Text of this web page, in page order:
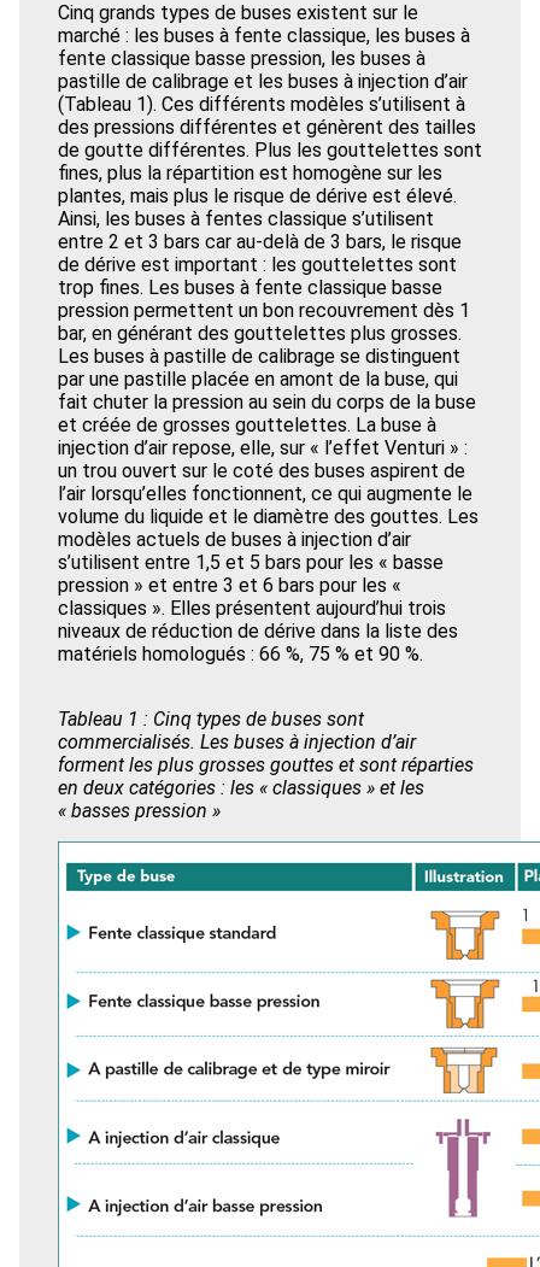
Cinq grands types de buses existent sur le
marché : les buses à fente classique, les buses à
fente classique basse pression, les buses à
pastille de calibrage et les buses à injection d’air
(Tableau 1). Ces différents modèles s’utilisent à
des pressions différentes et génèrent des tailles
de goutte différentes. Plus les gouttelettes sont
fines, plus la répartition est homogène sur les
plantes, mais plus le risque de dérive est élevé.
Ainsi, les buses à fentes classique s’utilisent
entre 2 et 3 bars car au-delà de 3 bars, le risque
de dérive est important : les gouttelettes sont
trop fines. Les buses à fente classique basse
pression permettent un bon recouvrement dès 1
bar, en générant des gouttelettes plus grosses.
Les buses à pastille de calibrage se distinguent
par une pastille placée en amont de la buse, qui
fait chuter la pression au sein du corps de la buse
et créée de grosses gouttelettes. La buse à
injection d’air repose, elle, sur « l’effet Venturi » :
un trou ouvert sur le coté des buses aspirent de
l’air lorsqu’elles fonctionnent, ce qui augmente le
volume du liquide et le diamètre des gouttes. Les
modèles actuels de buses à injection d’air
s’utilisent entre 1,5 et 5 bars pour les « basse
pression » et entre 3 et 6 bars pour les «
classiques ». Elles présentent aujourd’hui trois
niveaux de réduction de dérive dans la liste des
matériels homologués : 66 %, 75 % et 90 %.
Tableau 1 : Cinq types de buses sont
commercialisés. Les buses à injection d’air
forment les plus grosses gouttes et sont réparties
en deux catégories : les « classiques » et les
« basses pression »